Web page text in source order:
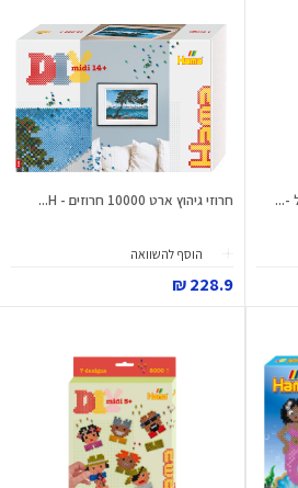
חרוזי גיהוץ ארט 10000 חרוזים - H...
הוסף להשוואה
228.9 ₪